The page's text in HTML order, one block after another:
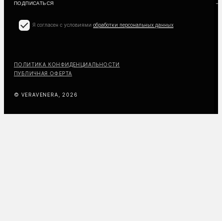
Я согласен с условиями обработки персональных данных
ПОЛИТИКА КОНФИДЕНЦИАЛЬНОСТИ
ПУБЛИЧНАЯ ОФЕРТА
© VERAVENERA, 2026